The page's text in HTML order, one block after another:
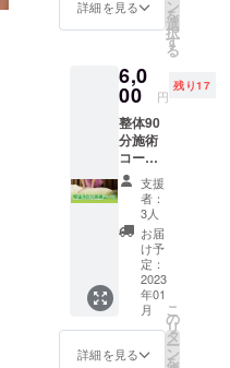
城内町
ル105 ※
法令に
基づく
医療、
診療行
為では
ござい
ませ
ん。 効
果には
個人差
がござ
います
ことを
予めご
ださ
までに
栃木市
城内町
2-21-
19 五
反田ビ
ル105 ※
法令に
基づく
医療、
診療行
為では
ござい
ませ
ん。 効
果には
個人差
がござ
ターン
費用が
ない
分、
サービ
ス 手数
料を除
いて全
て大切
に活動
内容に
活用さ
せてい
ただき
ます。
詳細を見る ン
を
選
択
す
る
6,0
00 円
残り17
整体90
分施術
コース
●プロの
ほぐし
での施
術90分
コース
ご提供
させて
いただ
きま
す。 通
常価格
支援
者：
3人
お届
け予
定：
2023
年01
月
詳細を見る
こ
の
リ
タ
ー
ン
を